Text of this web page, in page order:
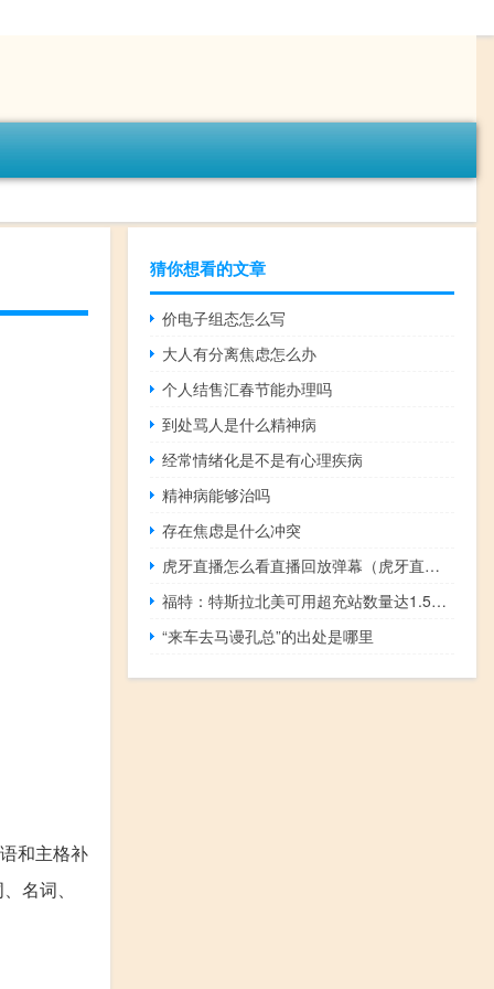
和主格补
名词、
猜你想看的文章
价电子组态怎么写
大人有分离焦虑怎么办
个人结售汇春节能办理吗
到处骂人是什么精神病
经常情绪化是不是有心理疾病
精神病能够治吗
存在焦虑是什么冲突
虎牙直播怎么看直播回放弹幕（虎牙直播怎么看直播回放）
福特：特斯拉北美可用超充站数量达1.5万个比此前估计的增加25%
“来车去马谩孔总”的出处是哪里